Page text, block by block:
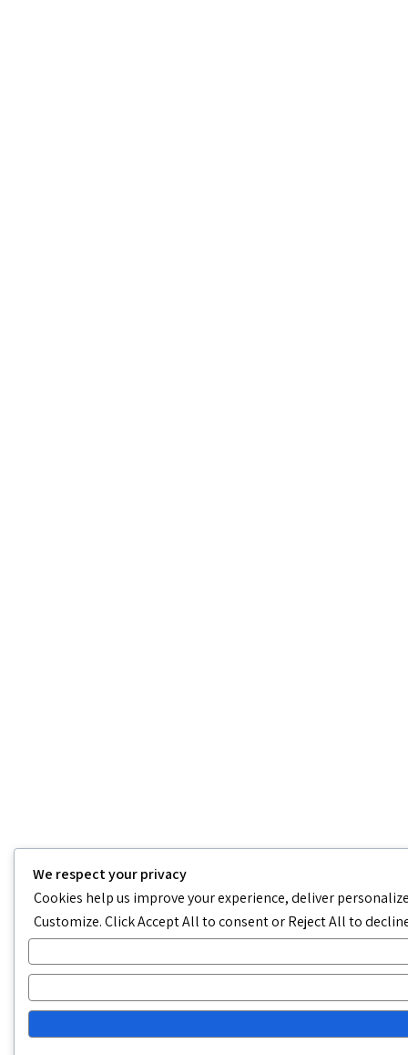
We respect your privacy
Cookies help us improve your experience, deliver
Customize. ClickAccept Allto consent orReject Allto